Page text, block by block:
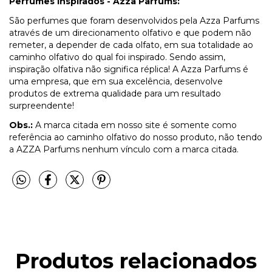
São perfumes que foram desenvolvidos pela Azza Parfums
através de um direcionamento olfativo e que podem não
remeter, a depender de cada olfato, em sua totalidade ao
caminho olfativo do qual foi inspirado. Sendo assim,
inspiração olfativa não significa réplica! A Azza Parfums é
uma empresa, que em sua excelência, desenvolve
produtos de extrema qualidade para um resultado
surpreendente!
Obs.: A marca citada em nosso site é somente como
referência ao caminho olfativo do nosso produto, não tendo
a AZZA Parfums nenhum vínculo com a marca citada.
Produtos relacionados